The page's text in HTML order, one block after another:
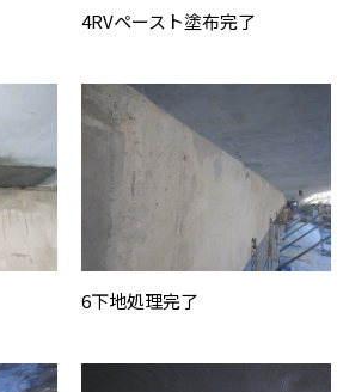
4RVペースト塗布完了
6下地処理完了